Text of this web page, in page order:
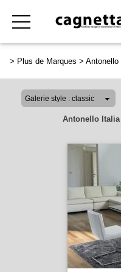
> Plus de Marques >
Antonello Italia